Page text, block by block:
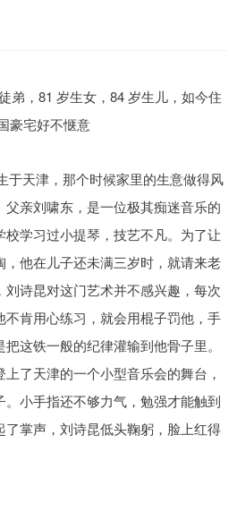
于天津，那个时候家里的生意做得风
亲刘啸东，是一位极其痴迷音乐的
学习过小提琴，技艺不凡。为了让
他在儿子还未满三岁时，就请来老
诗昆对这门艺术并不感兴趣，每次
肯用心练习，就会用棍子罚他，手
这铁一般的纪律灌输到他骨子里。
了天津的一个小型音乐会的舞台，
小手指还不够力气，勉强才能触到
掌声，刘诗昆低头鞠躬，脸上红得